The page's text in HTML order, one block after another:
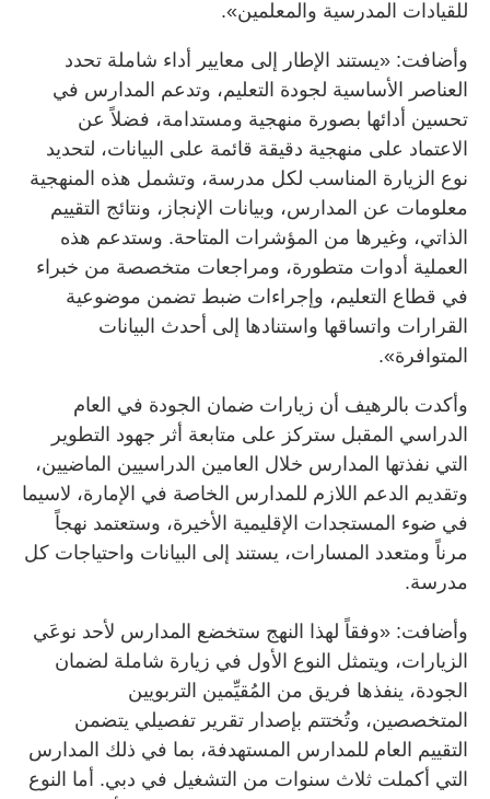
للقيادات المدرسية والمعلمين».
وأضافت: «يستند الإطار إلى معايير أداء شاملة تحدد
العناصر الأساسية لجودة التعليم، وتدعم المدارس في
تحسين أدائها بصورة منهجية ومستدامة، فضلاً عن
الاعتماد على منهجية دقيقة قائمة على البيانات، لتحديد
نوع الزيارة المناسب لكل مدرسة، وتشمل هذه المنهجية
معلومات عن المدارس، وبيانات الإنجاز، ونتائج التقييم
الذاتي، وغيرها من المؤشرات المتاحة. وستدعم هذه
العملية أدوات متطورة، ومراجعات متخصصة من خبراء
في قطاع التعليم، وإجراءات ضبط تضمن موضوعية
القرارات واتساقها واستنادها إلى أحدث البيانات
المتوافرة».
وأكدت بالرهيف أن زيارات ضمان الجودة في العام
الدراسي المقبل ستركز على متابعة أثر جهود التطوير
التي نفذتها المدارس خلال العامين الدراسيين الماضيين،
وتقديم الدعم اللازم للمدارس الخاصة في الإمارة، لاسيما
في ضوء المستجدات الإقليمية الأخيرة، وستعتمد نهجاً
مرناً ومتعدد المسارات، يستند إلى البيانات واحتياجات كل
مدرسة.
وأضافت: «وفقاً لهذا النهج ستخضع المدارس لأحد نوعَي
الزيارات، ويتمثل النوع الأول في زيارة شاملة لضمان
الجودة، ينفذها فريق من المُقيِّمين التربويين
المتخصصين، وتُختتم بإصدار تقرير تفصيلي يتضمن
التقييم العام للمدارس المستهدفة، بما في ذلك المدارس
التي أكملت ثلاث سنوات من التشغيل في دبي. أما النوع